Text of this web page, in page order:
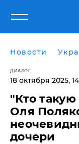
Новости
ДИАЛОГ
18 октября 2025,
"Кто
Оля
дочери